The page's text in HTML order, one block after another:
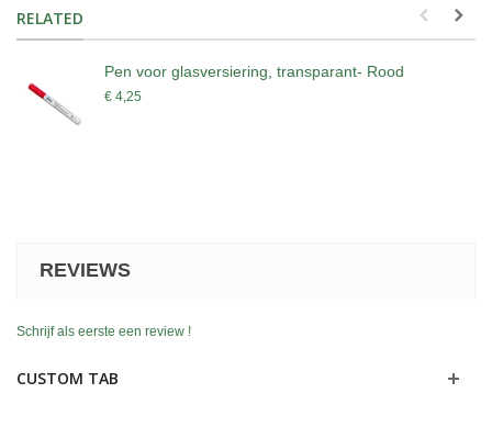
RELATED
Pen voor glasversiering, transparant- Rood
€ 4,25
REVIEWS
Schrijf als eerste een review !
CUSTOM TAB